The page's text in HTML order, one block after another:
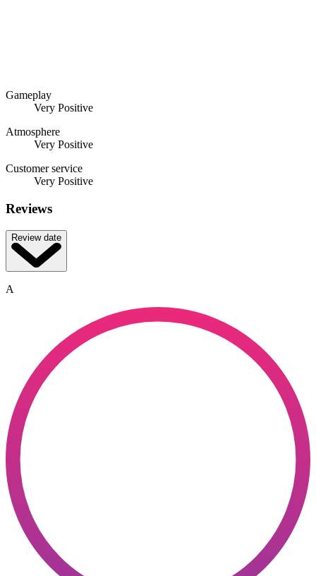
Gameplay
Very Positive
Atmosphere
Very Positive
Customer service
Very Positive
Reviews
Review date
A